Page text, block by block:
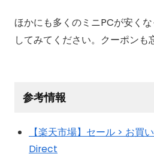
ほかにも多くのミニPCが安く
してみてください。クーポンも
参考情報
【楽天市場】セール > お買
Direct